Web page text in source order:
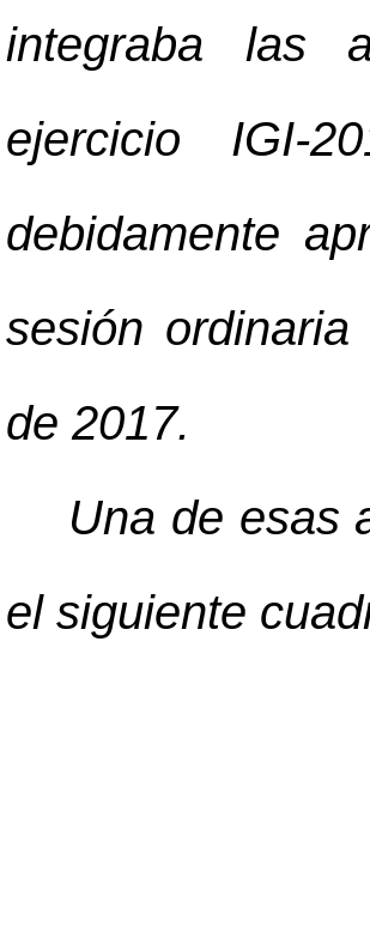
integraba las
ejercicio IGI-
debidamente
sesión
de 2017.
Una de esas
el siguiente